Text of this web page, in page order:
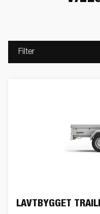
Filter
LAVTBYGGET